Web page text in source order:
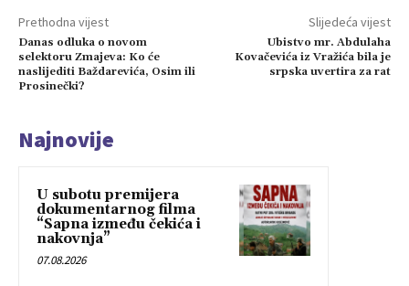
Prethodna vijest
Danas odluka o novom
selektoru Zmajeva: Ko će
naslijediti Baždarevića, Osim ili
Prosinečki?
Slijedeća vijest
Ubistvo mr. Abdulaha
Kovačevića iz Vražića bila je
srpska uvertira za rat
Najnovije
U subotu premijera
dokumentarnog filma
“Sapna između čekića i
nakovnja”
07.08.2026